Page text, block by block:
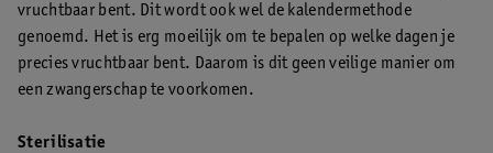
vruchtbaar bent. Dit wordt ook wel de kalendermethode
genoemd. Het is erg moeilijk om te bepalen op welke dagen je
precies vruchtbaar bent. Daarom is dit geen veilige manier om
een zwangerschap te voorkomen.
Sterilisatie